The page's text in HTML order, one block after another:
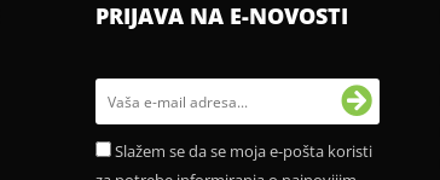
PRIJAVA NA E-NOVOSTI
Slažem se da se moja e-pošta koristi